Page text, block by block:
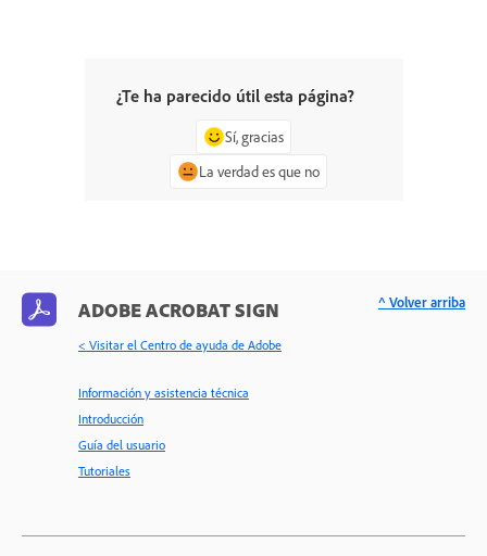
¿Te ha parecido útil esta página?
Sí, gracias
La verdad es que no
ADOBE ACROBAT SIGN
< Visitar el Centro de ayuda de Adobe
Información y asistencia técnica
Introducción
Guía del usuario
Tutoriales
^ Volver arriba